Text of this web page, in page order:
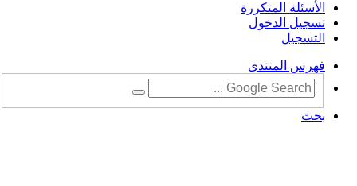
الأسئلة المتكررة
تسجيل الدخول
التسجيل
فهرس المنتدى
بحث